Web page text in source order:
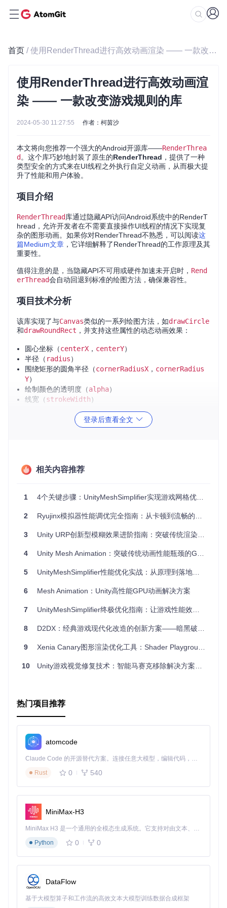
首页 / 使用RenderThread进行高效动画渲染 —— 一款改变游戏规则的库
使用RenderThread进行高效动画渲
染 —— 一款改变游戏规则的库
2024-05-30 11:27:55 作者：柯茵沙
本文将向您推荐一个强大的Android开源库——RenderThrea
d 。这个库巧妙地封装了原生的RenderThread ，提供了一种
类型安全的方式来在UI线程之外执行自定义动画，从而极大提
升了性能和用户体验。
项目介绍
RenderThread 库通过隐藏API访问Android系统中的RenderT
hread，允许开发者在不需要直接操作UI线程的情况下实现复
杂的图形动画。如果你对RenderThread不熟悉，可以阅读这
篇Medium文章 ，它详细解释了RenderThread的工作原理及其
重要性。
值得注意的是，当隐藏API不可用或硬件加速未开启时， Rend
erThread会自动回退到标准的绘图方法，确保兼容性。
项目技术分析
该库实现了与Canvas类似的一系列绘图方法，如drawCircle
和drawRoundRect ，并支持这些属性的动态动画效果：
圆心坐标（centerX ， centerY）
半径（ radius）
围绕矩形的圆角半径（cornerRadiusX ， cornerRadius
Y）
绘制颜色的透明度（alpha）
线宽（strokeWidth）
的响应速度和整体性能。
：提供了安全的方法来操作和更新图形属性。
自适应：自动适配不同Android版本，即使在隐藏API不可
用时也能正常工作。
易用性：只需3个简单步骤即可完成动画设置和绘制。
强大动画支持：支持多个属性的独立动画，包括圆形和圆
兼容性：在没有硬件加速的情况下也能运行，保证了广泛
如何使用？
以下是一个简单的使用示例：
// 1. 创建CanvasProperty对象并初始化动画值
CanvasProperty<Float> centerYProperty =
CanvasProperty<Paint> paintProperty =
Animator
alphaAnimator
alphaAnimator.start();
要体验更多示例，请查看提供的样本代码
获取库
您可以轻松通过添加以下依赖项到您的Gradle构建文件来集成
RenderThread
repositories {
     maven {
         url
'https://dl.bintray.com/takhion/maven/'
     }
}
dependencies {
登录后查看全文
相关内容推荐
1 4个关键步骤：UnityMeshSimplifier实现游戏网格优化与性能提升
2 Ryujinx模拟器性能调优完全指南：从卡顿到流畅的配置优化方案
3 Unity URP创新型模糊效果进阶指南：突破传统渲染瓶颈的全流程方案
4 Unity Mesh Animation：突破传统动画性能瓶颈的GPU加速方案
5 UnityMeshSimplifier性能优化实战：从原理到落地的4个关键步骤
6 Mesh Animation：Unity高性能GPU动画解决方案
7 UnityMeshSimplifier终极优化指南：让游戏性能效能倍增的全流程解决方案
8 D2DX：经典游戏现代化改造的创新方案——暗黑破坏神2玩家指南
9 Xenia Canary图形渲染优化工具：Shader Playground提升渲染效率60%实战指南
10 Unity游戏视觉修复技术：智能马赛克移除解决方案全解析
热门项目推荐
atomcode
Claude Code 的开源替代方案。连接任意大模型，编辑代码，运行命令，自动验证 — 全自动执行。用 Rust 构建，极致性能。 ｜ An open-source alternative to Claude Code. Connect any LLM, edit code, run commands, and verify changes — autonomously. Built in Rust for speed. Get Started
Rust
0 540
MiniMax-H3
MiniMax H3 是一个通用的全模态生成系统。它支持对由文本、图像、视频和音频组成的多模态上下文进行统一理解，并能生成分辨率高达 2K、时长可达 15 秒的带原生立体声音频的视频。得益于面向任务泛化的系统设计，H3 在预训练阶段就已具备广泛的多模态上下文理解与生成能力，能够出色地执行复杂的多模态指令。
Python
0 0
DataFlow
基于大模型算子和工作流的高效文本大模型训练数据合成框架